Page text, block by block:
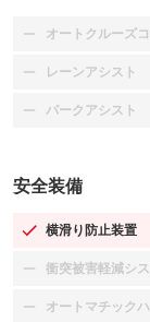
オートクルーズ
：装備なし
レーンアシスト
：装備なし
パークアシスト
：装備なし
安全装備
横滑り防止装置
：装備あり
衝突被害軽減シ
：装備なし
オートマチック
：装備なし